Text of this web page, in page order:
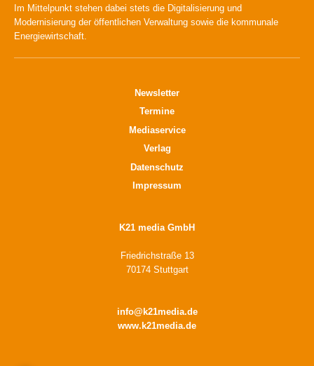
Im Mittelpunkt stehen dabei stets die Digitalisierung und
Modernisierung der öffentlichen Verwaltung sowie die kommunale
Energiewirtschaft.
Newsletter
Termine
Mediaservice
Verlag
Datenschutz
Impressum
K21 media GmbH
Friedrichstraße 13
70174 Stuttgart
info@k21media.de
www.k21media.de